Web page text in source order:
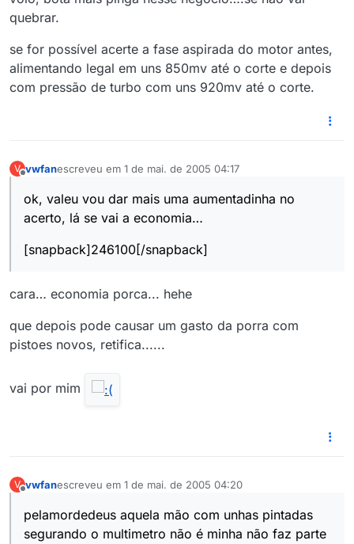
quebrar.
se for possível acerte a fase aspirada do motor antes,
alimentando legal em uns 850mv até o corte e depois
com pressão de turbo com uns 920mv até o corte.
V vwfanescreveu em 1 de mai. de 2005 04:17
última edição por
ok, valeu vou dar mais uma aumentadinha no
acerto, lá se vai a economia…
[snapback]246100[/snapback]
cara… economia porca... hehe
que depois pode causar um gasto da porra com
pistoes novos, retifica......
vai por mim
V vwfanescreveu em 1 de mai. de 2005 04:20
última edição por 5 de jan. de 2005 00:22
pelamordedeus aquela mão com unhas pintadas
segurando o multimetro não é minha não faz parte